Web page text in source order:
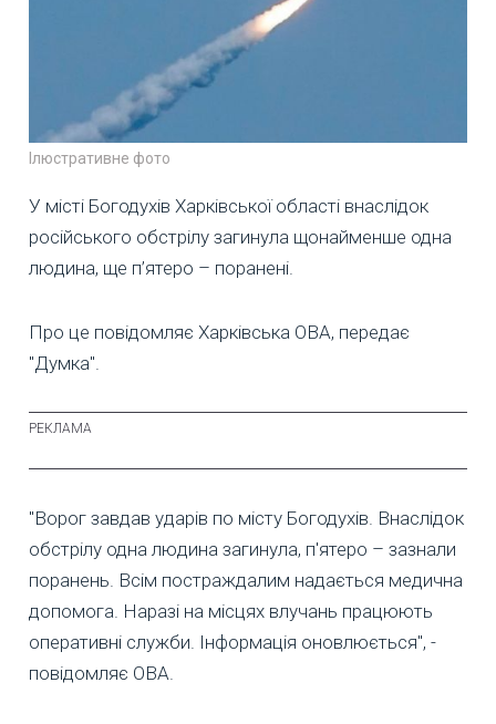
Ілюстративне фото
У місті Богодухів Харківської області внаслідок
російського обстрілу загинула щонайменше одна
людина, ще п’ятеро – поранені.
Про це повідомляє Харківська ОВА, передає
"Думка".
"Ворог завдав ударів по місту Богодухів. Внаслідок
обстрілу одна людина загинула, п'ятеро – зазнали
поранень. Всім постраждалим надається медична
допомога. Наразі на місцях влучань працюють
оперативні служби. Інформація оновлюється", -
повідомляє ОВА.